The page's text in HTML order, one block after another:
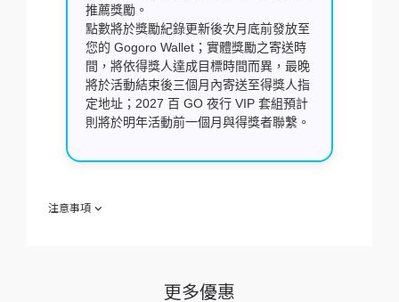
推薦獎勵。
點數將於獎勵紀錄更新後次月底前發放至
您的 Gogoro Wallet；實體獎勵之寄送時
間，將依得獎人達成目標時間而異，最晚
將於活動結束後三個月內寄送至得獎人指
定地址；2027 百 GO 夜行 VIP 套組預計
則將於明年活動前一個月與得獎者聯繫。
注意事項
更多優惠